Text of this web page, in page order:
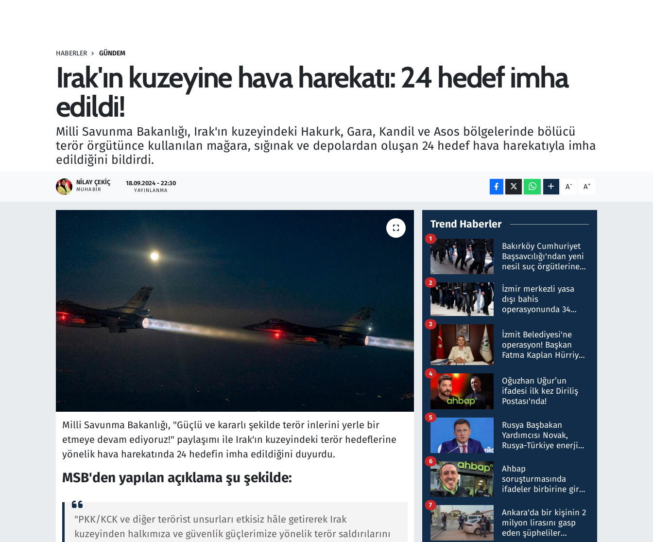
HABERLER GÜNDEM
Irak'ın kuzeyine hava harekatı: 24 hedef imha
edildi!
Milli Savunma Bakanlığı, Irak'ın kuzeyindeki Hakurk, Gara, Kandil ve Asos bölgelerinde bölücü
terör örgütünce kullanılan mağara, sığınak ve depolardan oluşan 24 hedef hava harekatıyla imha
edildiğini bildirdi.
NILAY ÇEKIÇ
MUHABIR
18.09.2024 - 22:30
YAYINLANMA A- A+
Milli Savunma Bakanlığı, "Güçlü ve kararlı şekilde terör inlerini yerle bir
etmeye devam ediyoruz!" paylaşımı ile Irak'ın kuzeyindeki terör hedeflerine
yönelik hava harekatında 24 hedefin imha edildiğini duyurdu.
MSB'den yapılan açıklama şu şekilde:
"PKK/KCK ve diğer terörist unsurları etkisiz hâle getirerek Irak
kuzeyinden halkımıza ve güvenlik güçlerimize yönelik terör saldırılarını
Trend Haberler
Bakırköy Cumhuriyet
Başsavcılığı'ndan yeni
nesil suç örgütlerine
hakkında gözaltı kararı
1
İzmir merkezli yasa
dışı bahis
operasyonunda 34
Milyar liralık para
trafiği tespit edildi
2
İzmit Belediyesi'ne
operasyon! Başkan
Fatma Kaplan Hürriyet
3
Oğuzhan Uğur’un
ifadesi ilk kez Diriliş
Postası'nda!
4
Rusya Başbakan
Yardımcısı Novak,
Rusya-Türkiye enerji
nitelikte olduğunu
belirtti
5
Ahbap
soruşturmasında
ifadeler birbirine girdi:
ifadelerinden ortaya
çıkan tablo şok etti
6
Ankara'da bir kişinin 2
milyon lirasını gasp
eden şüpheliler
7
Savunma Sanayi
Televizyon